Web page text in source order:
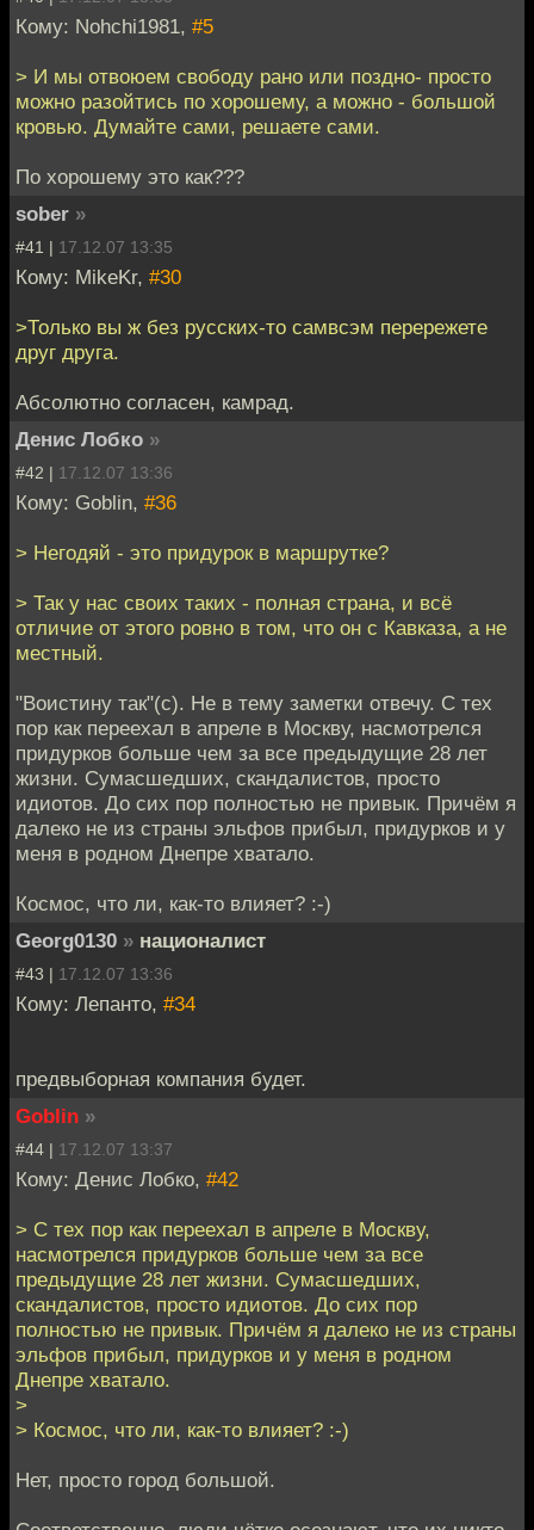
Кому: Nohchi1981, #5
> И мы отвоюем свободу рано или поздно- просто
можно разойтись по хорошему, а можно - большой
кровью. Думайте сами, решаете сами.
По хорошему это как???
sober »
#41 | 17.12.07 13:35
Кому: MikeKr, #30
>Только вы ж без русских-то самвсэм перережете
друг друга.
Абсолютно согласен, камрад.
Денис Лобко »
#42 | 17.12.07 13:36
Кому: Goblin, #36
> Негодяй - это придурок в маршрутке?
> Так у нас своих таких - полная страна, и всё
отличие от этого ровно в том, что он с Кавказа, а не
местный.
"Воистину так"(с). Не в тему заметки отвечу. С тех
пор как переехал в апреле в Москву, насмотрелся
придурков больше чем за все предыдущие 28 лет
жизни. Сумасшедших, скандалистов, просто
идиотов. До сих пор полностью не привык. Причём я
далеко не из страны эльфов прибыл, придурков и у
меня в родном Днепре хватало.
Космос, что ли, как-то влияет? :-)
Georg0130 » националист
#43 | 17.12.07 13:36
Кому: Лепанто, #34
предвыборная компания будет.
Goblin »
#44 | 17.12.07 13:37
Кому: Денис Лобко, #42
> С тех пор как переехал в апреле в Москву,
насмотрелся придурков больше чем за все
предыдущие 28 лет жизни. Сумасшедших,
скандалистов, просто идиотов. До сих пор
полностью не привык. Причём я далеко не из страны
эльфов прибыл, придурков и у меня в родном
Днепре хватало.
>
> Космос, что ли, как-то влияет? :-)
Нет, просто город большой.